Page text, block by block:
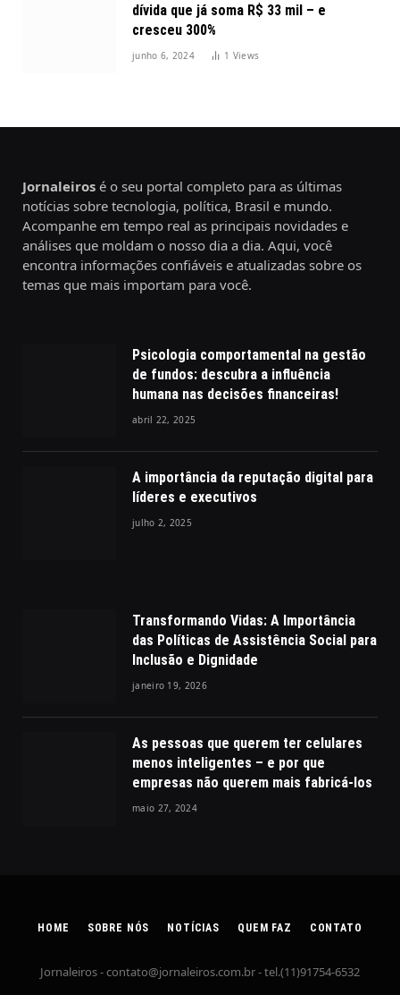
dívida que já soma R$ 33 mil – e
cresceu 300%
junho 6, 2024 1 Views
Jornaleiros é o seu portal completo para as últimas
notícias sobre tecnologia, política, Brasil e mundo.
Acompanhe em tempo real as principais novidades e
análises que moldam o nosso dia a dia. Aqui, você
encontra informações confiáveis e atualizadas sobre os
temas que mais importam para você.
Psicologia comportamental na gestão
de fundos: descubra a influência
humana nas decisões financeiras!
abril 22, 2025
A importância da reputação digital para
líderes e executivos
julho 2, 2025
Transformando Vidas: A Importância
das Políticas de Assistência Social para
Inclusão e Dignidade
janeiro 19, 2026
As pessoas que querem ter celulares
menos inteligentes – e por que
empresas não querem mais fabricá-los
maio 27, 2024
HOME SOBRE NÓS NOTÍCIAS QUEM FAZ CONTATO
Jornaleiros -contato@jornaleiros.com.br- tel.(11)91754-6532